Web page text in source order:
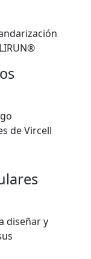
de Vircell
diseñar y